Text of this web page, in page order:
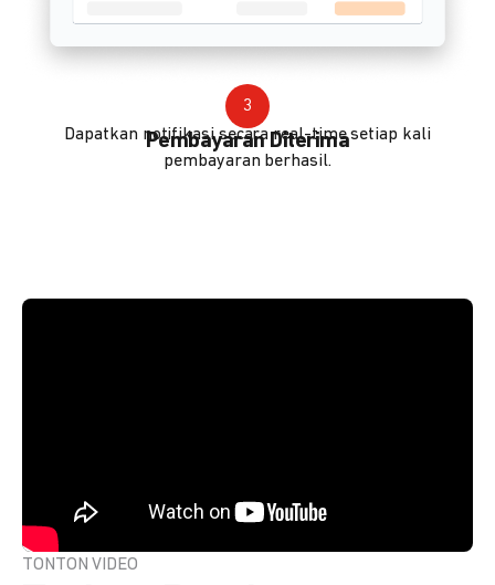
3
Pembayaran Diterima
Dapatkan notifikasi secara real-time setiap kali
pembayaran berhasil.
TONTON VIDEO